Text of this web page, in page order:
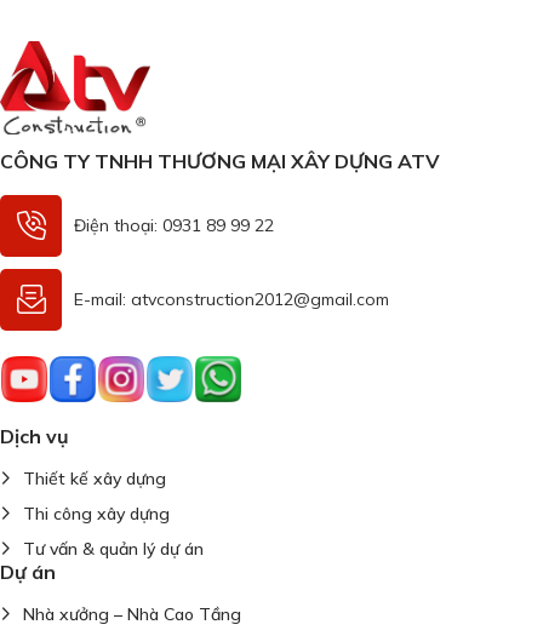
CÔNG TY TNHH THƯƠNG MẠI XÂY DỰNG ATV
Điện thoại: 0931 89 99 22
E-mail: atvconstruction2012@gmail.com
Dịch vụ
Thiết kế xây dựng
Thi công xây dựng
Tư vấn & quản lý dự án
Dự án
Nhà xưởng – Nhà Cao Tầng